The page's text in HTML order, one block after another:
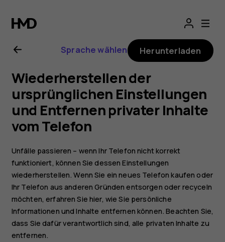
Nokia
8
Sirocco
Sprache wählen Herunterladen
Wiederherstellen der
ursprünglichen Einstellungen
und Entfernen privater Inhalte
vom Telefon
Unfälle passieren – wenn Ihr Telefon nicht korrekt
funktioniert, können Sie dessen Einstellungen
wiederherstellen. Wenn Sie ein neues Telefon kaufen oder
Ihr Telefon aus anderen Gründen entsorgen oder recyceln
möchten, erfahren Sie hier, wie Sie persönliche
Informationen und Inhalte entfernen können. Beachten Sie,
dass Sie dafür verantwortlich sind, alle privaten Inhalte zu
entfernen.